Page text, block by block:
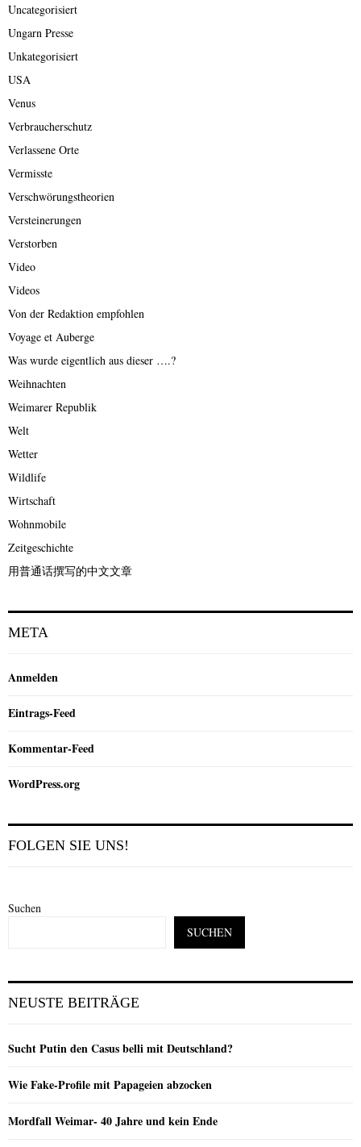
Uncategorisiert
Ungarn Presse
Unkategorisiert
USA
Venus
Verbraucherschutz
Verlassene Orte
Vermisste
Verschwörungstheorien
Versteinerungen
Verstorben
Video
Videos
Von der Redaktion empfohlen
Voyage et Auberge
Was wurde eigentlich aus dieser ….?
Weihnachten
Weimarer Republik
Welt
Wetter
Wildlife
Wirtschaft
Wohnmobile
Zeitgeschichte
用普通话撰写的中文文章
META
Anmelden
Eintrags-Feed
Kommentar-Feed
WordPress.org
FOLGEN SIE UNS!
Suchen
SUCHEN
NEUSTE BEITRÄGE
Sucht Putin den Casus belli mit Deutschland?
Wie Fake-Profile mit Papageien abzocken
Mordfall Weimar- 40 Jahre und kein Ende